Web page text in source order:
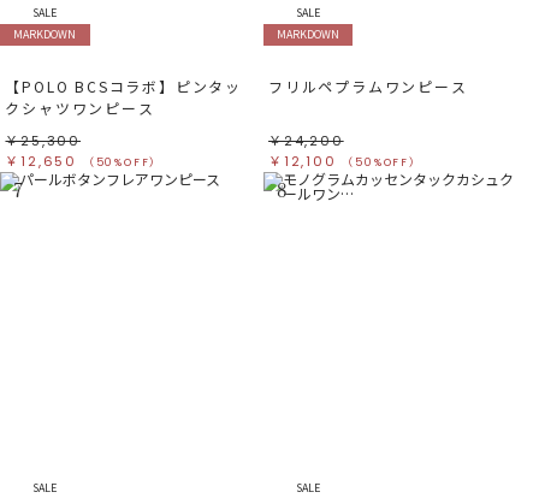
SALE
MARKDOWN
【POLO BCSコラボ】ピンタッ
クシャツワンピース
￥25,300
￥12,650
（50%OFF）
SALE
MARKDOWN
フリルペプラムワンピース
￥24,200
￥12,100
（50%OFF）
7
SALE
8
SALE